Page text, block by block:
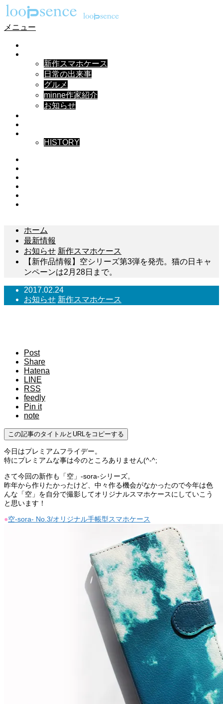
メニュー
新作スマホケース
日常の出来事
グルメ
minne作家紹介
お知らせ
HISTORY
ホーム
最新情報
お知らせ 新作スマホケース
【新作品情報】空シリーズ第3弾を発売。猫の日キャ
ンペーンは2月28日まで。
2017.02.24
お知らせ 新作スマホケース
Post
Share
Hatena
LINE
RSS
feedly
Pin it
note
この記事のタイトルとURLをコピーする
今日はプレミアムフライデー。
特にプレミアムな事は今のところありません(^-^;
さて今回の新作も「空」-sora-シリーズ。
昨年から作りたかったけど、中々作る機会がなかったので今年は色
んな「空」を自分で撮影してオリジナルスマホケースにしていこう
と思います！
●空-sora- No.3/オリジナル手帳型スマホケース